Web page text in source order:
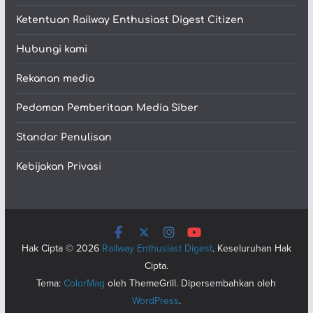
Ketentuan Railway Enthusiast Digest Citizen
Hubungi kami
Rekanan media
Pedoman Pemberitaan Media Siber
Standar Penulisan
Kebijakan Privasi
Hak Cipta © 2026 Railway Enthusiast Digest. Keseluruhan Hak
Cipta.
Tema:ColorMag oleh ThemeGrill. Dipersembahkan oleh
WordPress.